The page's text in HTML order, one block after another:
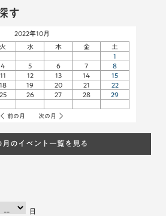
す
2022年10月
火 水 木 金
土
1
4 5 6 7
8
11 12 13 14
15
18 19 20 21
22
25 26 27 28
29
前の月 次の月
月のイベント一覧を見る
日